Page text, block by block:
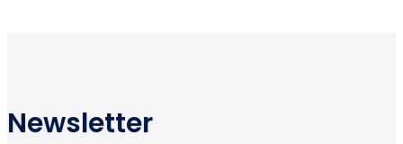
Newsletter